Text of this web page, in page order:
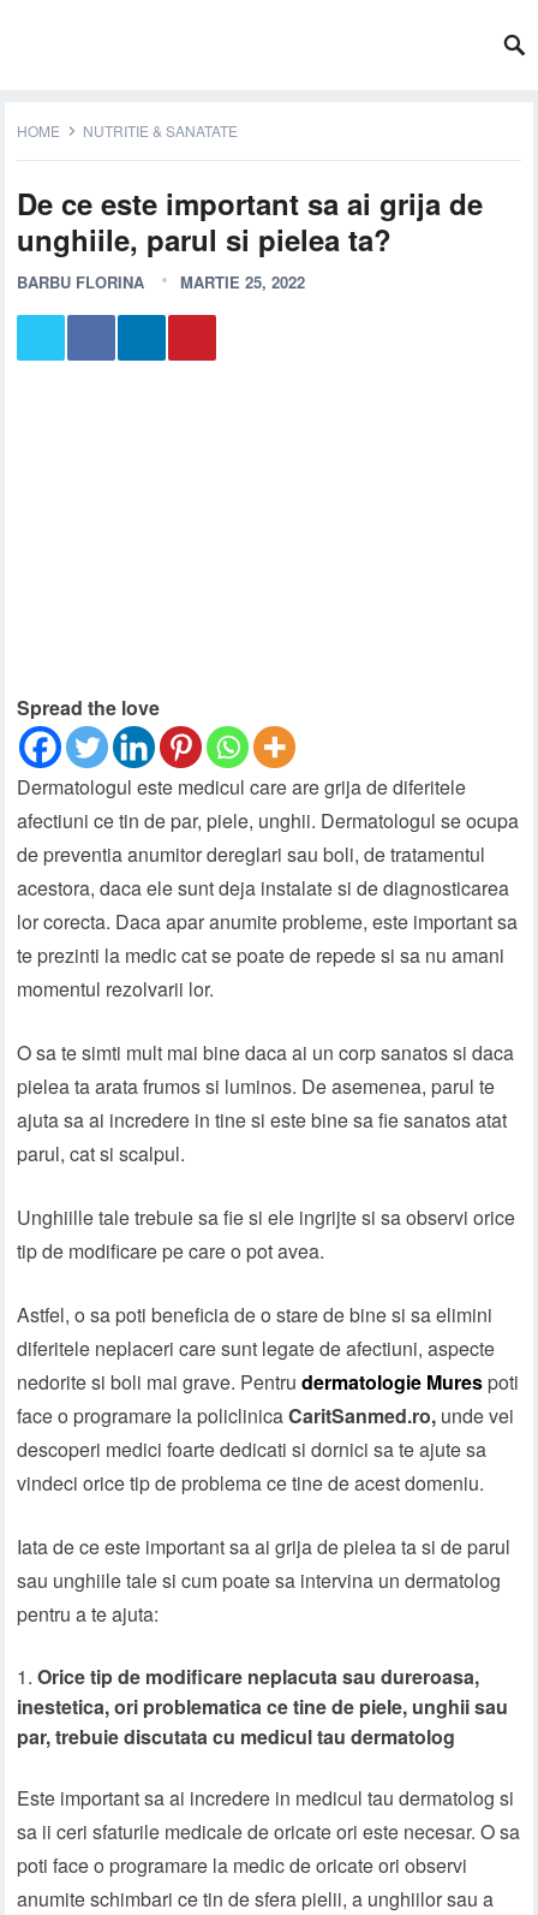
HOME NUTRITIE & SANATATE
De ce este important sa ai grija de
unghiile, parul si pielea ta?
BARBU FLORINA MARTIE 25, 2022
Spread the love
Dermatologul este medicul care are grija de diferitele
afectiuni ce tin de par, piele, unghii. Dermatologul se ocupa
de preventia anumitor dereglari sau boli, de tratamentul
acestora, daca ele sunt deja instalate si de diagnosticarea
lor corecta. Daca apar anumite probleme, este important sa
te prezinti la medic cat se poate de repede si sa nu amani
momentul rezolvarii lor.
O sa te simti mult mai bine daca ai un corp sanatos si daca
pielea ta arata frumos si luminos. De asemenea, parul te
ajuta sa ai incredere in tine si este bine sa fie sanatos atat
parul, cat si scalpul.
Unghiille tale trebuie sa fie si ele ingrijte si sa observi orice
tip de modificare pe care o pot avea.
Astfel, o sa poti beneficia de o stare de bine si sa elimini
diferitele neplaceri care sunt legate de afectiuni, aspecte
nedorite si boli mai grave. Pentrudermatologie Mures poti
face o programare la policlinicaCaritSanmed.ro, unde vei
descoperi medici foarte dedicati si dornici sa te ajute sa
vindeci orice tip de problema ce tine de acest domeniu.
Iata de ce este important sa ai grija de pielea ta si de parul
sau unghiile tale si cum poate sa intervina un dermatolog
pentru a te ajuta:
Orice tip de modificare neplacuta sau dureroasa,
inestetica, ori problematica ce tine de piele, unghii sau
par, trebuie discutata cu medicul tau dermatolog
Este important sa ai incredere in medicul tau dermatolog si
sa ii ceri sfaturile medicale de oricate ori este necesar. O sa
poti face o programare la medic de oricate ori observi
anumite schimbari ce tin de sfera pielii, a unghiilor sau a